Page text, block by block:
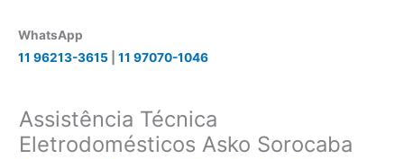
WhatsApp
11 96213-3615
11 97070-1046
Assistência Técnica
Eletrodomésticos Asko Sorocaba